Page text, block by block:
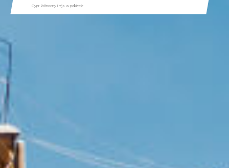
Cypr Północny i rejs w pakiecie